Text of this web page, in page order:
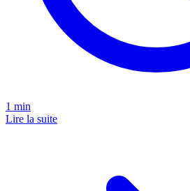
1 min
Lire la suite